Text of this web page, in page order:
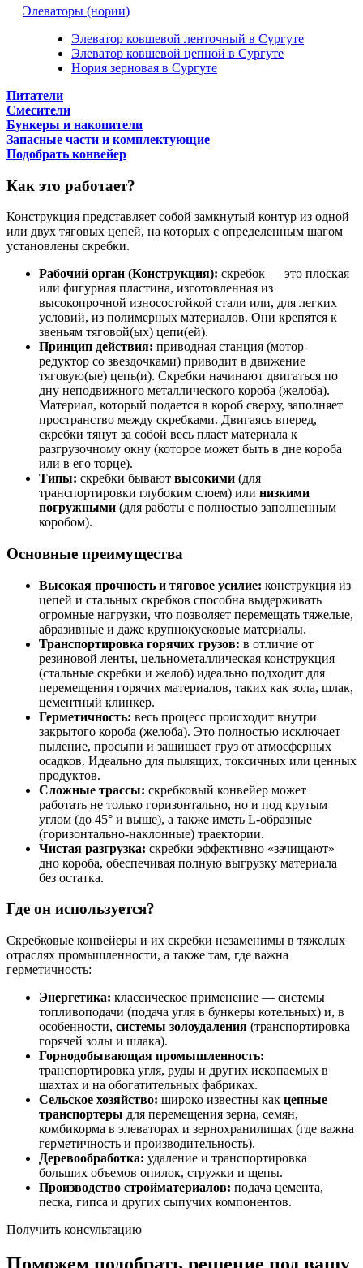
Элеваторы (нории)
Элеватор ковшевой ленточный в Сургуте
Элеватор ковшевой цепной в Сургуте
Нория зерновая в Сургуте
Питатели
Смесители
Бункеры и накопители
Запасные части и комплектующие
Подобрать конвейер
Как это работает?
Конструкция представляет собой замкнутый контур из одной
или двух тяговых цепей, на которых с определенным шагом
установлены скребки.
Рабочий орган (Конструкция): скребок — это плоская
или фигурная пластина, изготовленная из
высокопрочной износостойкой стали или, для легких
условий, из полимерных материалов. Они крепятся к
звеньям тяговой(ых) цепи(ей).
Принцип действия: приводная станция (мотор-
редуктор со звездочками) приводит в движение
тяговую(ые) цепь(и). Скребки начинают двигаться по
дну неподвижного металлического короба (желоба).
Материал, который подается в короб сверху, заполняет
пространство между скребками. Двигаясь вперед,
скребки тянут за собой весь пласт материала к
разгрузочному окну (которое может быть в дне короба
или в его торце).
Типы: скребки бывают высокими (для
транспортировки глубоким слоем) или низкими
погружными (для работы с полностью заполненным
коробом).
Основные преимущества
Высокая прочность и тяговое усилие: конструкция из
цепей и стальных скребков способна выдерживать
огромные нагрузки, что позволяет перемещать тяжелые,
абразивные и даже крупнокусковые материалы.
Транспортировка горячих грузов: в отличие от
резиновой ленты, цельнометаллическая конструкция
(стальные скребки и желоб) идеально подходит для
перемещения горячих материалов, таких как зола, шлак,
цементный клинкер.
Герметичность: весь процесс происходит внутри
закрытого короба (желоба). Это полностью исключает
пыление, просыпи и защищает груз от атмосферных
осадков. Идеально для пылящих, токсичных или ценных
продуктов.
Сложные трассы: скребковый конвейер может
работать не только горизонтально, но и под крутым
углом (до 45° и выше), а также иметь L-образные
(горизонтально-наклонные) траектории.
Чистая разгрузка: скребки эффективно «зачищают»
дно короба, обеспечивая полную выгрузку материала
без остатка.
Где он используется?
Скребковые конвейеры и их скребки незаменимы в тяжелых
отраслях промышленности, а также там, где важна
герметичность:
Энергетика: классическое применение — системы
топливоподачи (подача угля в бункеры котельных) и, в
особенности, системы золоудаления (транспортировка
горячей золы и шлака).
Горнодобывающая промышленность:
транспортировка угля, руды и других ископаемых в
шахтах и на обогатительных фабриках.
Сельское хозяйство: широко известны как цепные
транспортеры для перемещения зерна, семян,
комбикорма в элеваторах и зернохранилищах (где важна
герметичность и производительность).
Деревообработка: удаление и транспортировка
больших объемов опилок, стружки и щепы.
Производство стройматериалов: подача цемента,
песка, гипса и других сыпучих компонентов.
Получить консультацию